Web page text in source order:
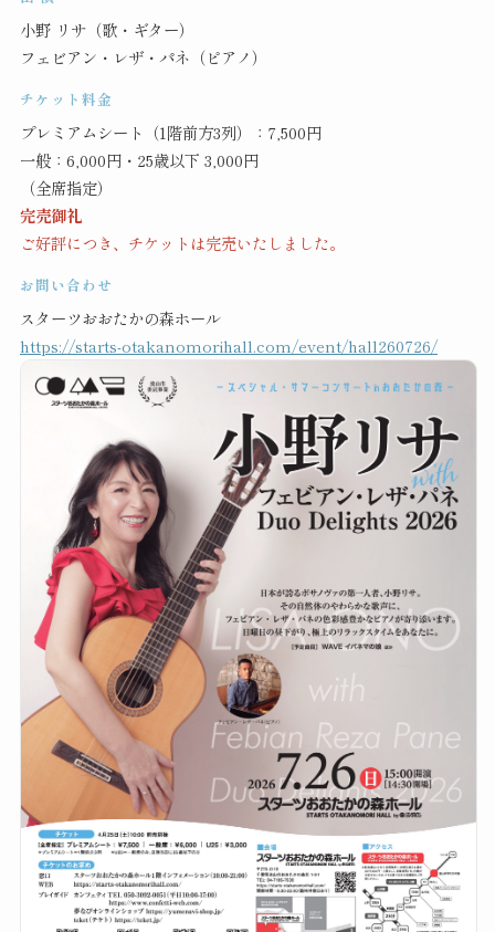
小野 リサ（歌・ギター）
フェビアン・レザ・パネ（ピアノ）
チケット料金
プレミアムシート（1階前方3列）：7,500円
一般：6,000円・25歳以下 3,000円
（全席指定）
完売御礼
ご好評につき、チケットは完売いたしました。
お問い合わせ
スターツおおたかの森ホール
https://starts-otakanomorihall.com/event/hall260726/